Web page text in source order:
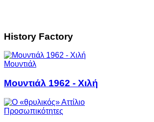
History Factory
Μουντιάλ
Μουντιάλ 1962 - Χιλή
Προσωπικότητες